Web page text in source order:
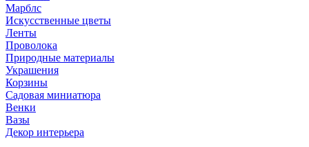
Марблс
Искусственные цветы
Ленты
Проволока
Природные материалы
Украшения
Корзины
Садовая миниатюра
Венки
Вазы
Декор интерьера